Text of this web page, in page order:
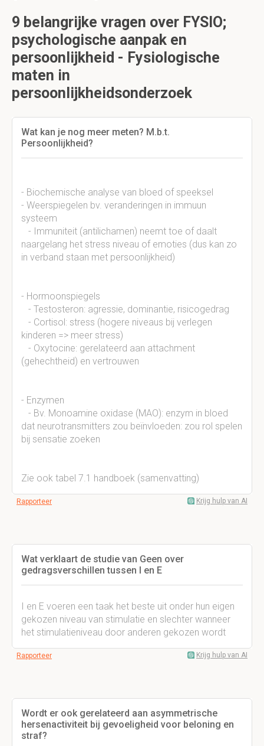
9 belangrijke vragen over FYSIO;
psychologische aanpak en
persoonlijkheid - Fysiologische
maten in
persoonlijkheidsonderzoek
Wat kan je nog meer meten? M.b.t.
Persoonlijkheid?
- Biochemische analyse van bloed of speeksel
- Weerspiegelen bv. veranderingen in immuun
systeem
- Immuniteit (antilichamen) neemt toe of daalt
naargelang het stress niveau of emoties (dus kan zo
in verband staan met persoonlijkheid)
- Hormoonspiegels
- Testosteron: agressie, dominantie, risicogedrag
- Cortisol: stress (hogere niveaus bij verlegen
kinderen => meer stress)
- Oxytocine: gerelateerd aan attachment
(gehechtheid) en vertrouwen
- Enzymen
- Bv. Monoamine oxidase (MAO): enzym in bloed
dat neurotransmitters zou beïnvloeden: zou rol spelen
bij sensatie zoeken
Zie ook tabel 7.1 handboek (samenvatting)
Rapporteer Krijg hulp van AI
Wat verklaart de studie van Geen over
gedragsverschillen tussen I en E
I en E voeren een taak het beste uit onder hun eigen
gekozen niveau van stimulatie en slechter wanneer
het stimulatieniveau door anderen gekozen wordt
Rapporteer Krijg hulp van AI
Wordt er ook gerelateerd aan asymmetrische
hersenactiviteit bij gevoeligheid voor beloning en
straf?